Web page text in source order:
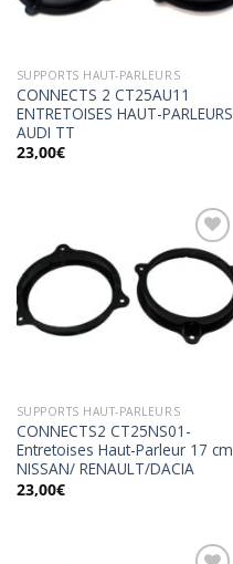
SUPPORTS HAUT-PARLEURS
CONNECTS 2 CT25AU11
ENTRETOISES HAUT-PARLEURS
AUDI TT
23,00€
à la
wishlist
SUPPORTS HAUT-PARLEURS
CONNECTS2 CT25NS01-
Entretoises Haut-Parleur 17 cm
NISSAN/ RENAULT/DACIA
23,00€